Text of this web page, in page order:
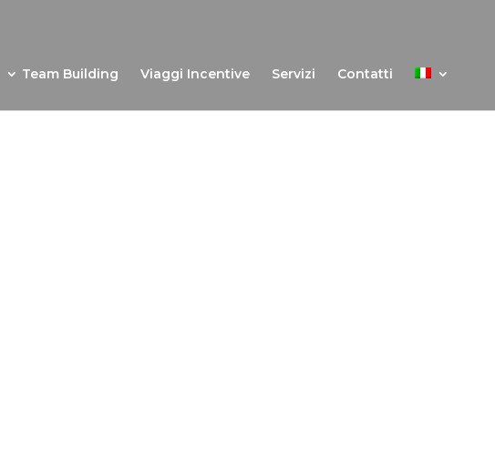
Team Building Viaggi Incentive Servizi Contatti